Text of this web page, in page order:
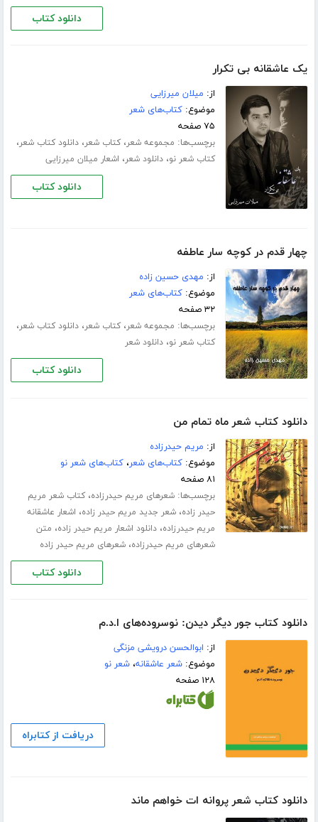
دانلود کتاب
یک عاشقانه بی تکرار
از: میلان میرزایی
موضوع:کتاب‌های شعر
۷۵ صفحه
برچسب‌ها: مجموعه شعر،کتاب شعر،دانلود کتاب شعر،
کتاب شعر نو،دانلود شعر، اشعار میلان میرزایی
دانلود کتاب
چهار قدم در کوچه سار عاطفه
از: مهدی حسین زاده
موضوع:کتاب‌های شعر
۳۲ صفحه
برچسب‌ها: مجموعه شعر،کتاب شعر،دانلود کتاب شعر،
کتاب شعر نو،دانلود شعر
دانلود کتاب
دانلود کتاب شعر ماه تمام من
از: مریم حیدرزاده
موضوع:کتاب‌های شعر،کتاب‌های شعر نو
۸۱ صفحه
برچسب‌ها:شعرهای مریم حیدرزاده،کتاب شعر مریم
حیدر زاده،شعر جدید مریم حیدر زاده، اشعار عاشقانه
مریم حیدرزاده،دانلود اشعار مریم حیدر زاده، متن
شعرهای مریم حیدرزاده،شعرهای مریم حیدر زاده
دانلود کتاب
دانلود کتاب جور دیگر دیدن: نوسروده‌های ا.د.م
از: ابوالحسن درویشی مزنگی
موضوع:شعر عاشقانه،شعر نو
۱۲۸ صفحه
دریافت از کتابراه
دانلود کتاب شعر پروانه ات خواهم ماند